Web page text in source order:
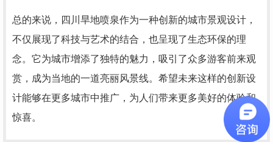
总的来说，四川旱地喷泉作为一种创新的城市景观设计，
不仅展现了科技与艺术的结合，也呈现了生态环保的理
念。它为城市增添了独特的魅力，吸引了众多游客前来观
赏，成为当地的一道亮丽风景线。希望未来这样的创新设
计能够在更多城市中推广，为人们带来更多美好的体验和
惊喜。